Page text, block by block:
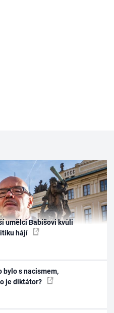
umělci Babišovi kvůli
hájí
bylo s nacismem,
je diktátor?